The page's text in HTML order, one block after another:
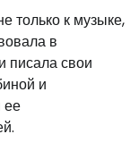
только к музыке,
в
писала свои
и
ее